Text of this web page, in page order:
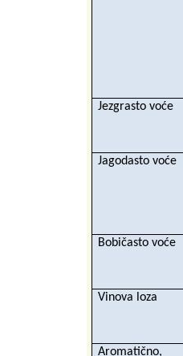
Jezgrasto voće
Jagodasto voće
Bobičasto voće
Vinova loza
Aromatično,